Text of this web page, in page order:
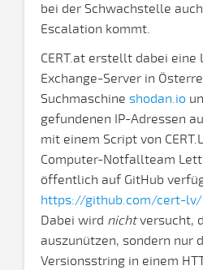
bei der Schwachstelle
Escalation kommt.
CERT.at erstellt dabei eine
Exchange-Server in
Suchmaschine shodan.io
gefundenen IP-Adressen
mit einem Script von
Computer-Notfallteam
öffentlich auf GitHub
https://github.com/cert-lv/
Dabei wird nichtversucht,
auszunützen, sondern nur
Versionsstring in einem